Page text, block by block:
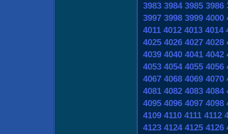
3983 3984 3985 3986
3997 3998 3999 4000
4011 4012 4013 4014
4025 4026 4027 4028
4039 4040 4041 4042
4053 4054 4055 4056
4067 4068 4069 4070
4081 4082 4083 4084
4095 4096 4097 4098
4109 4110 4111 4112
4123 4124 4125 4126